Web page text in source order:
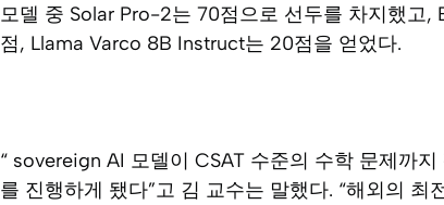
모델 중 Solar Pro-2는 70점으로 선두를 차지했
점, Llama Varco 8B Instruct는 20점을 얻었다.
“ sovereign AI 모델이 CSAT 수준의 수학 문제까
를 진행하게 됐다”고 김 교수는 말했다. “해외의